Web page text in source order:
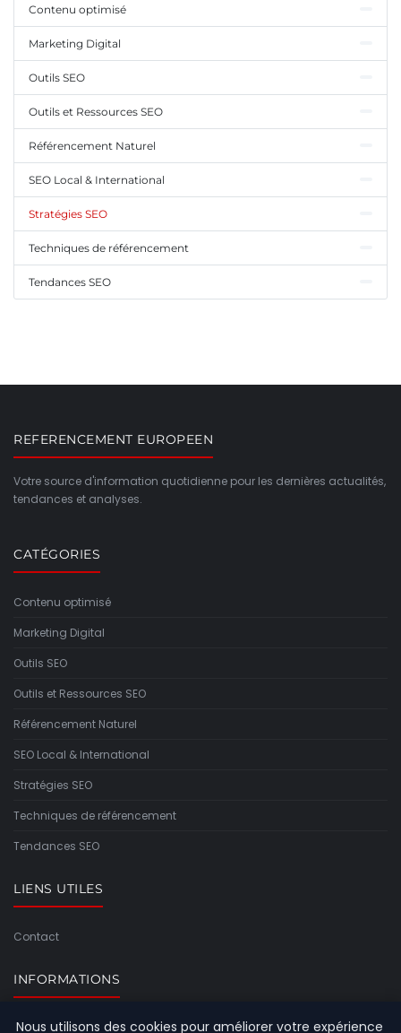
Contenu optimisé
Marketing Digital
Outils SEO
Outils et Ressources SEO
Référencement Naturel
SEO Local & International
Stratégies SEO
Techniques de référencement
Tendances SEO
REFERENCEMENT EUROPEEN
Votre source d'information quotidienne pour les dernières actualités,
tendances et analyses.
CATÉGORIES
Contenu optimisé
Marketing Digital
Outils SEO
Outils et Ressources SEO
Référencement Naturel
SEO Local & International
Stratégies SEO
Techniques de référencement
Tendances SEO
LIENS UTILES
Contact
INFORMATIONS
Plan du site
Nous utilisons des cookies pour améliorer votre expérience